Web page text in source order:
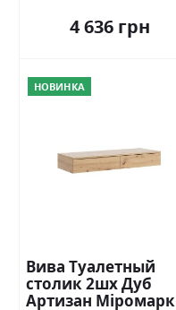
4 636 грн
НОВИНКА
Вива Туалетный
столик 2шх Дуб
Артизан Міромарк